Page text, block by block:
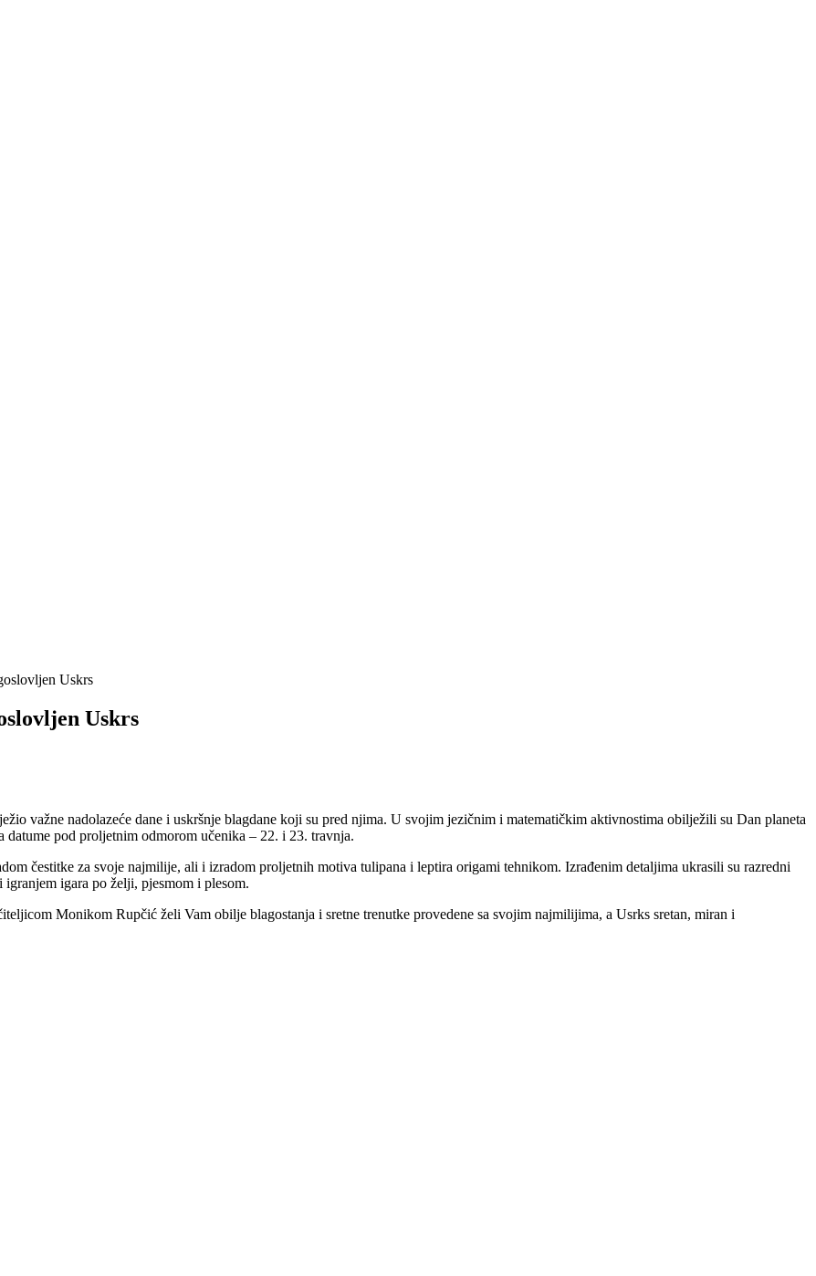
Uskrs
Uskrs
važne nadolazeće dane i uskršnje blagdane koji su pred njima. U svojim jezičnim i matematičkim aktivnostima obilježili su Dan planeta
pod proljetnim odmorom učenika – 22. i 23. travnja.
čestitke za svoje najmilije, ali i izradom proljetnih motiva tulipana i leptira origami tehnikom. Izrađenim detaljima ukrasili su razredni
igara po želji, pjesmom i plesom.
Monikom Rupčić želi Vam obilje blagostanja i sretne trenutke provedene sa svojim najmilijima, a Usrks sretan, miran i